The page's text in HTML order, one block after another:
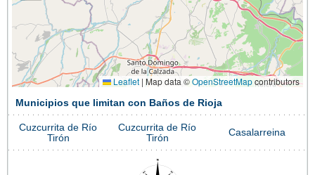
Leaflet | Map data ©OpenStreetMapcontributors
Municipios que limitan con Baños de Rioja
Cuzcurrita de Río
Tirón
Cuzcurrita de Río
Tirón
Casalarreina